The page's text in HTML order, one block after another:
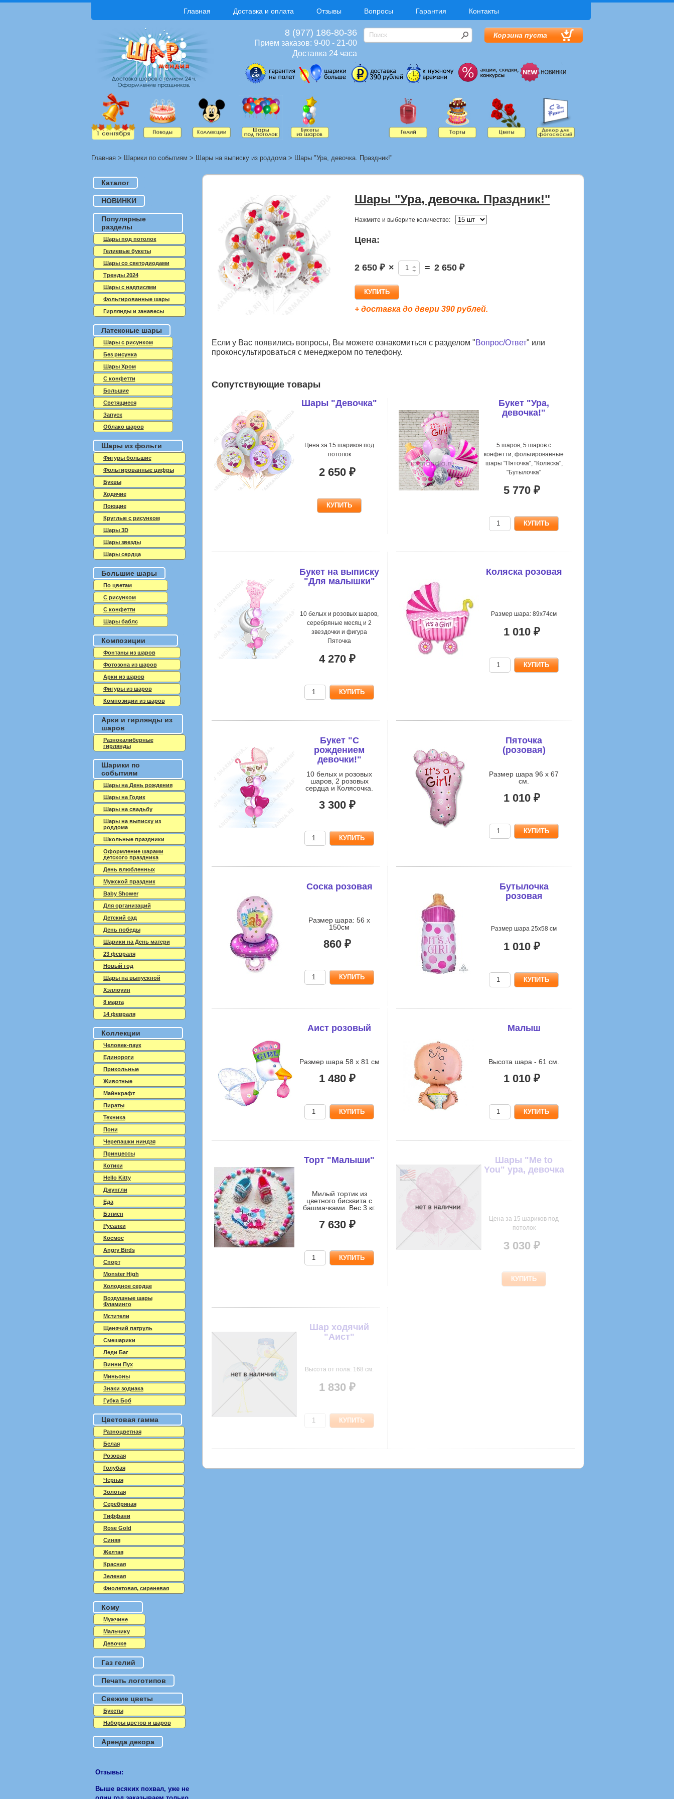
Главная Доставка и оплата Отзывы Вопросы Гарантия Контакты
8 (977) 186-80-36
Прием заказов: 9-00 - 21-00
Доставка 24 часа
Корзина пуста
Главная > Шарики по событиям > Шары на выписку из роддома > Шары "Ура, девочка. Праздник!"
Шары "Ура, девочка. Праздник!"
Нажмите и выберите количество:
Цена:
2 650 ₽ × = 2 650 ₽
+ доставка до двери 390 рублей.
Если у Вас появились вопросы, Вы можете ознакомиться с разделом "Вопрос/Ответ" или
проконсультироваться с менеджером по телефону.
Сопутствующие товары
Шары "Девочка"
Цена за 15 шариков под
потолок
2 650 ₽
Букет "Ура,
девочка!"
5 шаров, 5 шаров с
конфетти, фольгированные
шары "Пяточка", "Коляска",
"Бутылочка"
5 770 ₽
Букет на выписку
"Для малышки"
10 белых и розовых шаров,
серебряные месяц и 2
звездочки и фигура
Пяточка
4 270 ₽
Коляска розовая
Размер шара: 89х74см
1 010 ₽
Букет "С
рождением
девочки!"
10 белых и розовых
шаров, 2 розовых
сердца и Колясочка.
3 300 ₽
Пяточка
(розовая)
Размер шара 96 х 67
см.
1 010 ₽
Соска розовая
Размер шара: 56 х
150см
860 ₽
Бутылочка
розовая
Размер шара 25х58 см
1 010 ₽
Аист розовый
Размер шара 58 х 81 см
1 480 ₽
Малыш
Высота шара - 61 см.
1 010 ₽
Торт "Малыши"
Милый тортик из
цветного бисквита с
башмачками. Вес 3 кг.
7 630 ₽
Шары "Me to
You" ура, девочка
Цена за 15 шариков под
потолок
3 030 ₽
Шар ходячий
"Аист"
Высота от пола: 168 см.
1 830 ₽
Каталог
НОВИНКИ
Популярные
разделы
Шары под потолок
Гелиевые букеты
Шары со светодиодами
Тренды 2024
Шары с надписями
Фольгированные шары
Гирлянды и занавесы
Латексные шары
Шары с рисунком
Без рисунка
Шары Хром
C конфетти
Большие
Светящиеся
Запуск
Облако шаров
Шары из фольги
Фигуры большие
Фольгированные цифры
Буквы
Ходячие
Поющие
Круглые с рисунком
Шары 3D
Шары звезды
Шары сердца
Большие шары
По цветам
С рисунком
С конфетти
Шары баблс
Композиции
Фонтаны из шаров
Фотозона из шаров
Арки из шаров
Фигуры из шаров
Композиции из шаров
Арки и гирлянды из
шаров
Разнокалиберные
гирлянды
Шарики по
событиям
Шары на День рождения
Шары на Годик
Шары на свадьбу
Шары на выписку из
роддома
Школьные праздники
Оформление шарами
детского праздника
День влюбленных
Мужской праздник
Baby Shower
Для организаций
Детский сад
День победы
Шарики на День матери
23 февраля
Новый год
Шары на выпускной
Хэллоуин
8 марта
14 февраля
Коллекции
Человек-паук
Единороги
Прикольные
Животные
Майнкрафт
Пираты
Техника
Пони
Черепашки ниндзя
Принцессы
Котики
Hello Kitty
Джунгли
Еда
Бэтмен
Русалки
Космос
Angry Birds
Спорт
Monster High
Холодное сердце
Воздушные шары
Фламинго
Мстители
Щенячий патруль
Смешарики
Леди Баг
Винни Пух
Миньоны
Знаки зодиака
Губка Боб
Цветовая гамма
Разноцветная
Белая
Розовая
Голубая
Черная
Золотая
Серебряная
Тиффани
Rose Gold
Синяя
Желтая
Красная
Зеленая
Фиолетовая, сиреневая
Кому
Мужчине
Мальчику
Девочке
Газ гелий
Печать логотипов
Свежие цветы
Букеты
Наборы цветов и шаров
Аренда декора
Отзывы:
Выше всяких похвал, уже не